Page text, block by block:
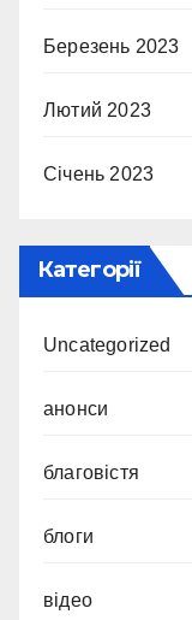
Березень 2023
Лютий 2023
Січень 2023
Категорії
Uncategorized
анонси
благовістя
блоги
відео